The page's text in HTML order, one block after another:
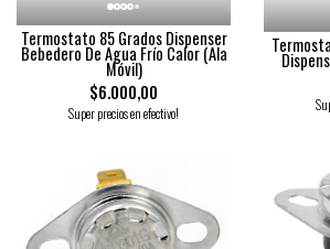
Termostato 85 Grados Dispenser
Bebedero De Agua Frío Calor (Ala
Móvil)
$6.000,00
Super precios en efectivo!